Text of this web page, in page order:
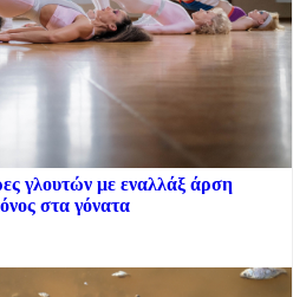
γλουτών με εναλλάξ άρση
στα γόνατα